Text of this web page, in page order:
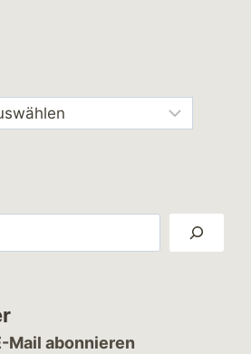
Mail abonnieren